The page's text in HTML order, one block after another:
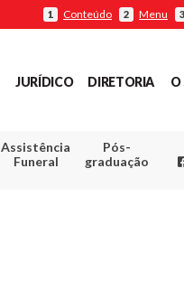
1 Conteúdo 2 Menu 3
JURÍDICO DIRETORIA O
Assistência
Funeral
Pós-
graduação